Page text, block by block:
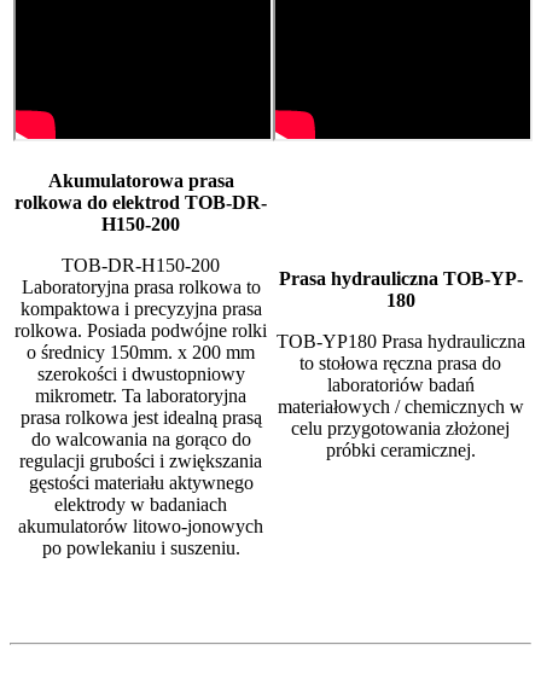
Akumulatorowa prasa
rolkowa do elektrod TOB-DR-
H150-200
TOB-DR-H150-200
Laboratoryjna prasa rolkowa to
kompaktowa i precyzyjna prasa
rolkowa. Posiada podwójne rolki
o średnicy 150mm. x 200 mm
szerokości i dwustopniowy
mikrometr. Ta laboratoryjna
prasa rolkowa jest idealną prasą
do walcowania na gorąco do
regulacji grubości i zwiększania
gęstości materiału aktywnego
elektrody w badaniach
akumulatorów litowo-jonowych
po powlekaniu i suszeniu.
Prasa hydrauliczna TOB-YP-
180
TOB-YP180 Prasa hydrauliczna
to stołowa ręczna prasa do
laboratoriów badań
materiałowych / chemicznych w
celu przygotowania złożonej
próbki ceramicznej.